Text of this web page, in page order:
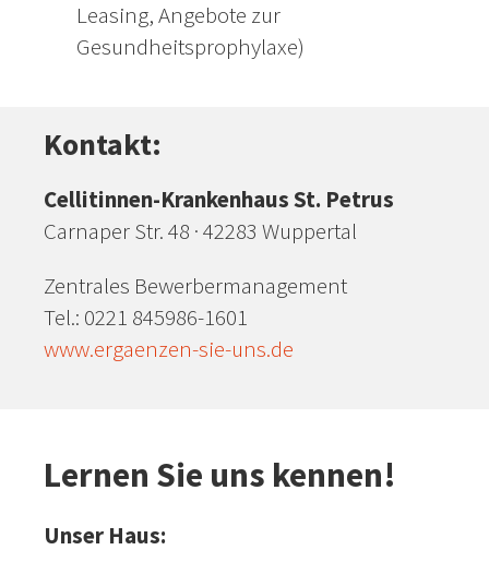
Leasing, Angebote zur
Gesundheitsprophylaxe)
Kontakt:
Cellitinnen-Krankenhaus St. Petrus
Carnaper Str. 48 · 42283 Wuppertal
Zentrales Bewerbermanagement
Tel.: 0221 845986-1601
www.ergaenzen-sie-uns.de
Lernen Sie uns kennen!
Unser Haus: